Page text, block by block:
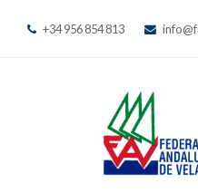
+34 956 854 813